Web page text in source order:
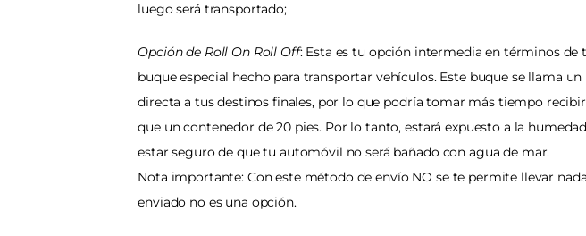
luego será transportado;
Opción de Roll On Roll Off: Esta es tu opción intermedia en términos
buque especial hecho para transportar vehículos. Este buque se llama
directa a tus destinos finales, por lo que podría tomar más tiempo
que un contenedor de 20 pies. Por lo tanto, estará expuesto a la
estar seguro de que tu automóvil no será bañado con agua de mar.
Nota importante: Con este método de envío NO se te permite llevar
enviado no es una opción.